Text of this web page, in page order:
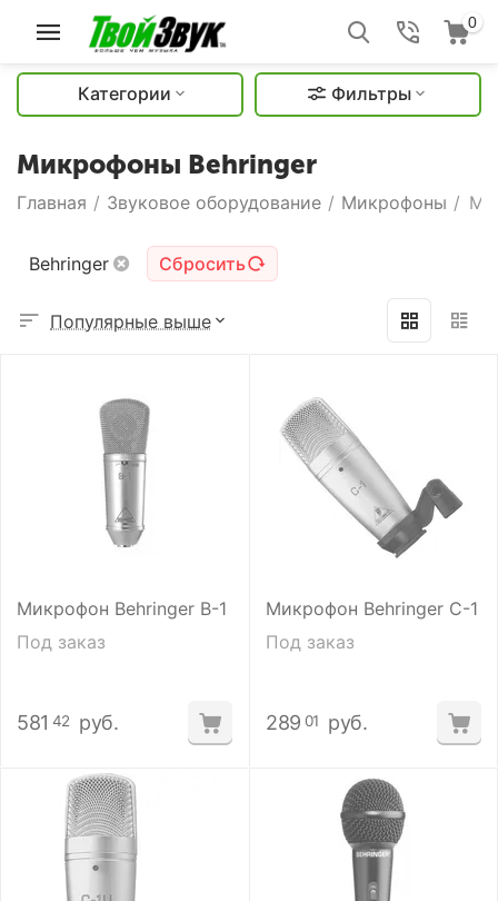
0
Категории Фильтры
Микрофоны Behringer
Главная / Звуковое оборудование / Микрофоны /
Behringer Сбросить
Популярные выше
Микрофон Behringer B-1
Под заказ
581 42 руб.
Микрофон Behringer C-1
Под заказ
289 01 руб.